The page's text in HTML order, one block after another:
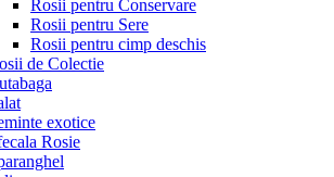
Rosii pentru Conservare
Rosii pentru Sere
Rosii pentru cimp deschis
de Colectie
exotice
Rosie